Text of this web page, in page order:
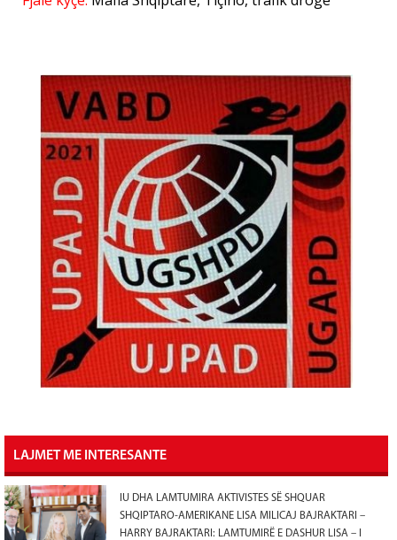
LAJMET ME INTERESANTE
IU DHA LAMTUMIRA AKTIVISTES SË SHQUAR
SHQIPTARO-AMERIKANE LISA MILICAJ BAJRAKTARI –
HARRY BAJRAKTARI: LAMTUMIRË E DASHUR LISA – I